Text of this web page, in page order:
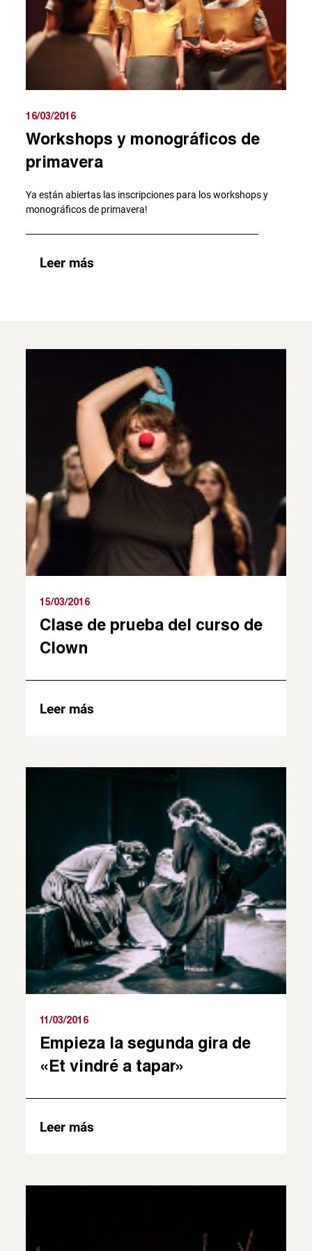
16/03/2016
Workshops y monográficos de
primavera
Ya están abiertas las inscripciones para los workshops y
monográficos de primavera!
Leer más
15/03/2016
Clase de prueba del curso de
Clown
Leer más
11/03/2016
Empieza la segunda gira de
«Et vindré a tapar»
Leer más